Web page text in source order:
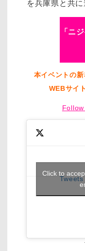
を兵庫県と共に
「ニ
本イベントの
WEBサイ
Tweets
Click to